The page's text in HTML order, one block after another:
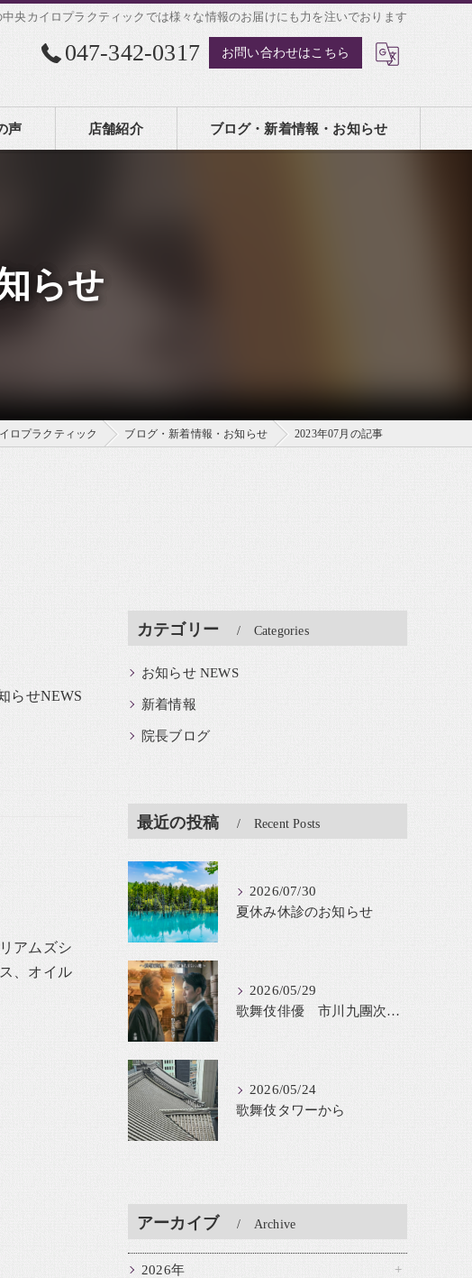
中央カイロプラクティックでは様々な情報のお届けにも力を注いでおります
047-342-0317 お問い合わせはこちら
声 店舗紹介 ブログ・新着情報・お知らせ
らせ
ロプラクティック ブログ・新着情報・お知らせ 2023年07月の記事
らせNEWS
アムズシ
、オイル
カテゴリー Categories
お知らせ NEWS
新着情報
院長ブログ
最近の投稿 Recent Posts
2026/07/30
夏休み休診のお知らせ
2026/05/29
歌舞伎俳優 市川九團次が鈴木貫太郎を舞台化
2026/05/24
歌舞伎タワーから
アーカイブ Archive
2026年